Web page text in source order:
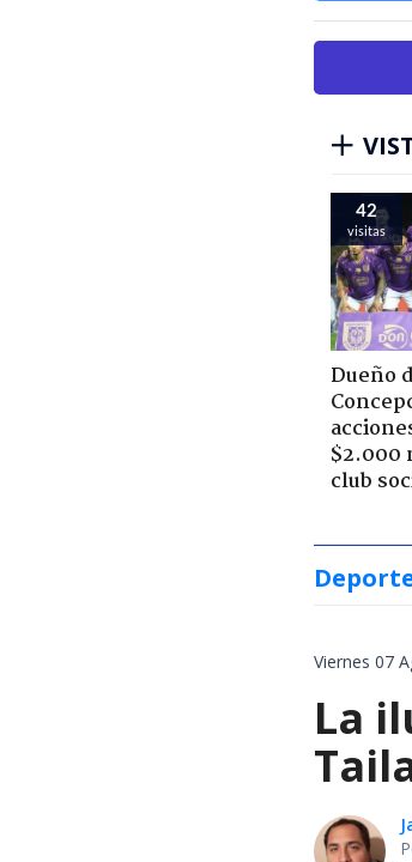
42
visitas
Dueño
$2.000
club
Viernes 07
La